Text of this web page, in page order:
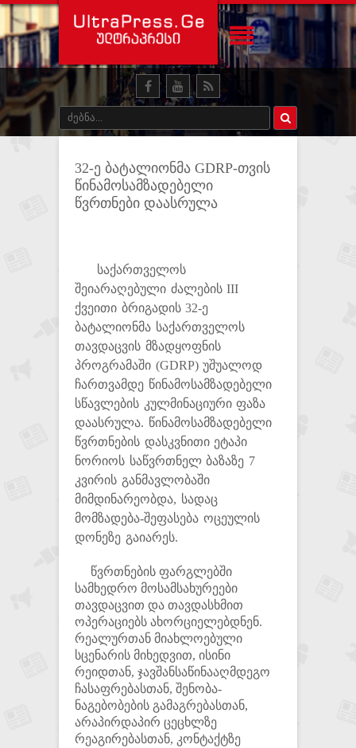
32-ე ბატალიონმა GDRP-თვის
წინამოსამზადებელი
წვრთნები დაასრულა
საქართველოს
შეიარაღებული ძალების III
ქვეითი ბრიგადის 32-ე
ბატალიონმა საქართველოს
თავდაცვის მზადყოფნის
პროგრამაში (GDRP) უშუალოდ
ჩართვამდე წინამოსამზადებელი
სწავლების კულმინაციური ფაზა
დაასრულა. წინამოსამზადებელი
წვრთნების დასკვნითი ეტაპი
ნორიოს საწვრთნელ ბაზაზე 7
კვირის განმავლობაში
მიმდინარეობდა, სადაც
მომზადება-შეფასება ოცეულის
დონეზე გაიარეს.
წვრთნების ფარგლებში
სამხედრო მოსამსახურეები
თავდაცვით და თავდასხმით
ოპერაციებს ახორციელებდნენ.
რეალურთან მიახლოებული
სცენარის მიხედვით, ისინი
რეიდთან, ჯავშანსაწინააღმდეგო
ჩასაფრებასთან, შენობა-
ნაგებობების გამაგრებასთან,
არაპირდაპირ ცეცხლზე
რეაგირებასთან, კონტაქტზე